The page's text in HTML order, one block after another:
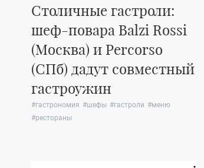
Столичные гастроли:
шеф-повара Balzi Rossi
(Москва) и Percorso
(СПб) дадут совместный
гастроужин
#гастрономия #шефы #гастроли #меню
#рестораны